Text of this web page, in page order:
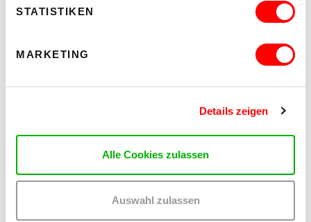
STATISTIKEN
MARKETING
Details zeigen
Alle Cookies zulassen
Auswahl zulassen
21. / 22. / 23. März 2025
19:30 Uhr